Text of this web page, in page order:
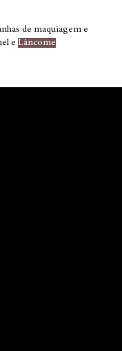
de maquiagem e
e Lâncome